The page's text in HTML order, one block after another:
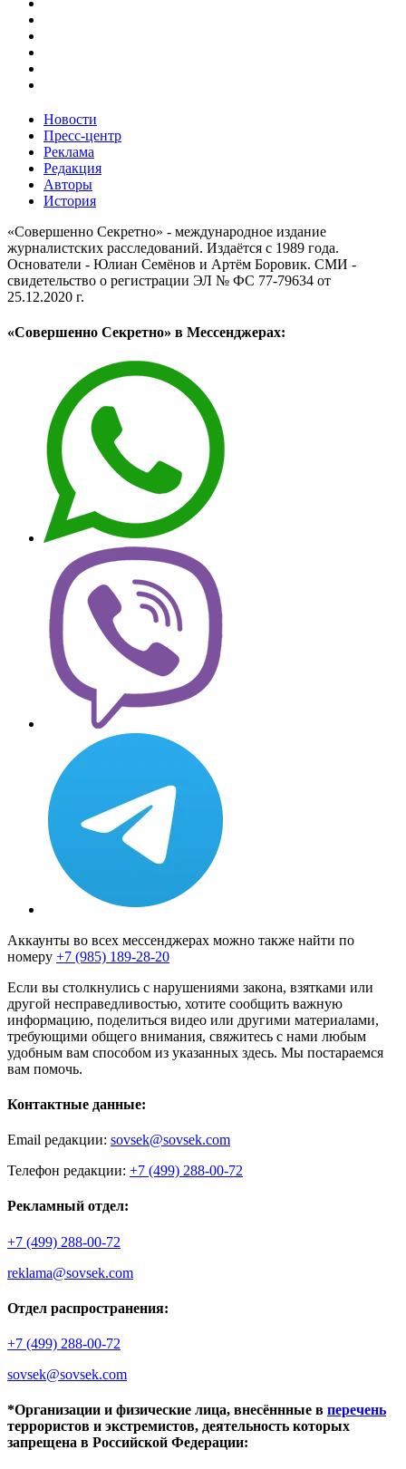
Новости
Пресс-центр
Реклама
Редакция
Авторы
История
«Совершенно Секретно» - международное издание
журналистских расследований. Издаётся с 1989 года.
Основатели - Юлиан Семёнов и Артём Боровик. CМИ -
свидетельство о регистрации ЭЛ № ФС 77-79634 от
25.12.2020 г.
«Совершенно Секретно» в Мессенджерах:
Аккаунты во всех мессенджерах можно также найти по
номеру +7 (985) 189-28-20
Если вы столкнулись с нарушениями закона, взятками или
другой несправедливостью, хотите сообщить важную
информацию, поделиться видео или другими материалами,
требующими общего внимания, свяжитесь с нами любым
удобным вам способом из указанных здесь. Мы постараемся
вам помочь.
Контактные данные:
Email редакции: sovsek@sovsek.com
Телефон редакции: +7 (499) 288-00-72
Рекламный отдел:
+7 (499) 288-00-72
reklama@sovsek.com
Отдел распространения:
+7 (499) 288-00-72
sovsek@sovsek.com
*Организации и физические лица, внесённные в перечень
террористов и экстремистов, деятельность которых
запрещена в Российской Федерации: